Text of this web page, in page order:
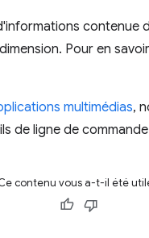
contenue
Pour en
multimédias,
de ligne de
contenu vous a-t-il été